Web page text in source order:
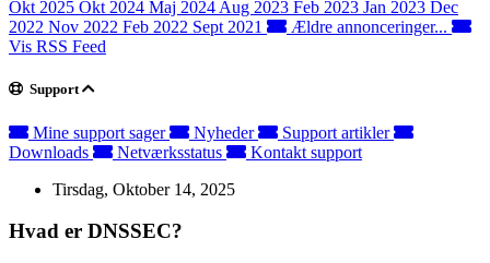
Okt 2025 Okt 2024 Maj 2024 Aug 2023 Feb 2023 Jan 2023 Dec
2022 Nov 2022 Feb 2022 Sept 2021
Ældre annonceringer...
Vis RSS Feed
Support
Mine support sager Nyheder
Support artikler
Downloads
Netværksstatus
Kontakt support
Tirsdag, Oktober 14, 2025
Hvad er DNSSEC?